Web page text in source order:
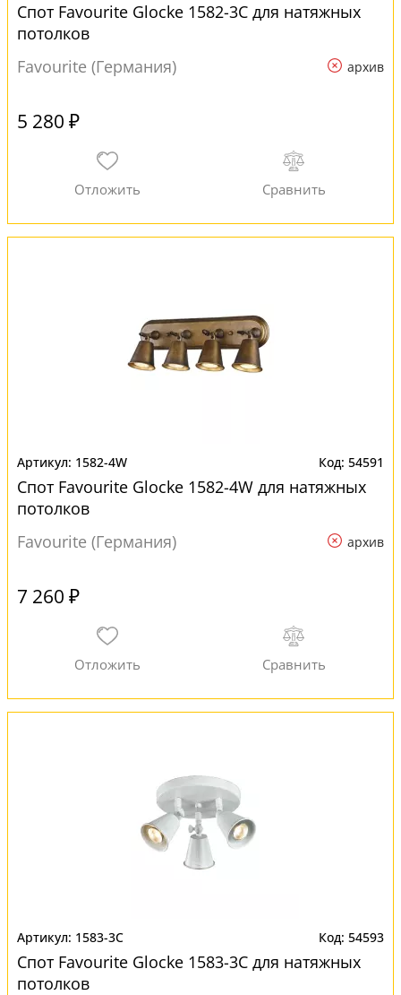
Спот Favourite Glocke 1582-3C для натяжных
потолков
Favourite (Германия)
архив
5 280 ₽
1582-4W 54591
Спот Favourite Glocke 1582-4W для натяжных
потолков
Favourite (Германия)
архив
7 260 ₽
1583-3C 54593
Спот Favourite Glocke 1583-3C для натяжных
потолков